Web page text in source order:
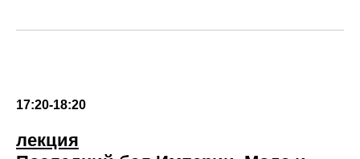
17:20-18:20
лекция